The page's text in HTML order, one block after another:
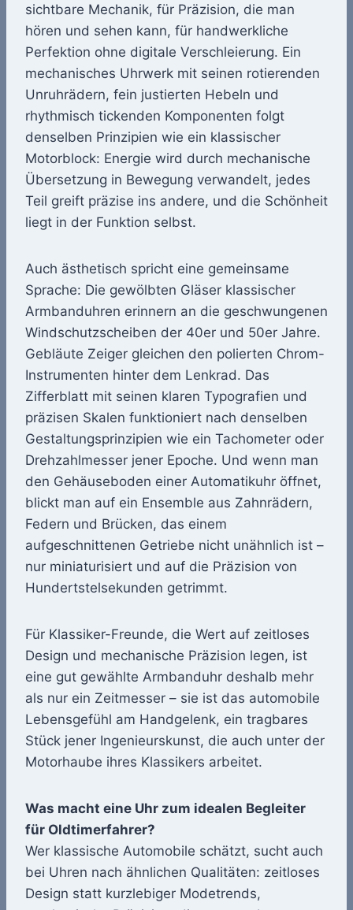
sichtbare Mechanik, für Präzision, die man
hören und sehen kann, für handwerkliche
Perfektion ohne digitale Verschleierung. Ein
mechanisches Uhrwerk mit seinen rotierenden
Unruhrädern, fein justierten Hebeln und
rhythmisch tickenden Komponenten folgt
denselben Prinzipien wie ein klassischer
Motorblock: Energie wird durch mechanische
Übersetzung in Bewegung verwandelt, jedes
Teil greift präzise ins andere, und die Schönheit
liegt in der Funktion selbst.
Auch ästhetisch spricht eine gemeinsame
Sprache: Die gewölbten Gläser klassischer
Armbanduhren erinnern an die geschwungenen
Windschutzscheiben der 40er und 50er Jahre.
Gebläute Zeiger gleichen den polierten Chrom-
Instrumenten hinter dem Lenkrad. Das
Zifferblatt mit seinen klaren Typografien und
präzisen Skalen funktioniert nach denselben
Gestaltungsprinzipien wie ein Tachometer oder
Drehzahlmesser jener Epoche. Und wenn man
den Gehäuseboden einer Automatikuhr öffnet,
blickt man auf ein Ensemble aus Zahnrädern,
Federn und Brücken, das einem
aufgeschnittenen Getriebe nicht unähnlich ist –
nur miniaturisiert und auf die Präzision von
Hundertstelsekunden getrimmt.
Für Klassiker-Freunde, die Wert auf zeitloses
Design und mechanische Präzision legen, ist
eine gut gewählte Armbanduhr deshalb mehr
als nur ein Zeitmesser – sie ist das automobile
Lebensgefühl am Handgelenk, ein tragbares
Stück jener Ingenieurskunst, die auch unter der
Motorhaube ihres Klassikers arbeitet.
Was macht eine Uhr zum idealen Begleiter
für Oldtimerfahrer?
Wer klassische Automobile schätzt, sucht auch
bei Uhren nach ähnlichen Qualitäten: zeitloses
Design statt kurzlebiger Modetrends,